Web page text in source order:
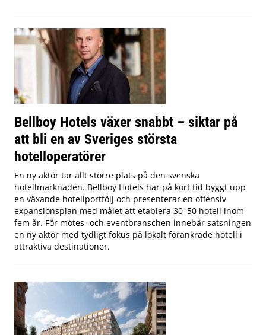
Bellboy Hotels växer snabbt – siktar på
att bli en av Sveriges största
hotelloperatörer
En ny aktör tar allt större plats på den svenska
hotellmarknaden. Bellboy Hotels har på kort tid byggt upp
en växande hotellportfölj och presenterar en offensiv
expansionsplan med målet att etablera 30–50 hotell inom
fem år. För mötes- och eventbranschen innebär satsningen
en ny aktör med tydligt fokus på lokalt förankrade hotell i
attraktiva destinationer.